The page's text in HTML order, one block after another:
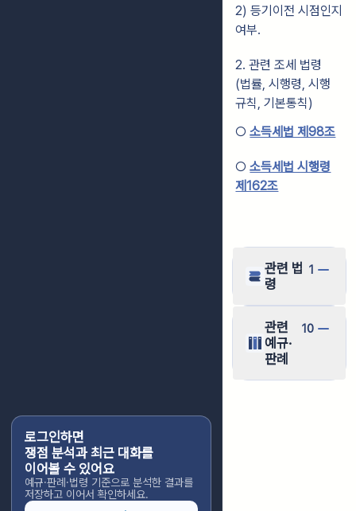
로그인하면
쟁점 분석과 최근 대화를
이어볼 수 있어요
예규·판례·법령 기준으로 분석한 결과를
저장하고 이어서 확인하세요.
2) 등기이전 시점인지
여부.
2. 관련 조세 법령
(법률, 시행령, 시행
규칙, 기본통칙)
○소득세법 제98조
○소득세법 시행령
제162조
관련 법
령
1
관련
예규·
판례
10